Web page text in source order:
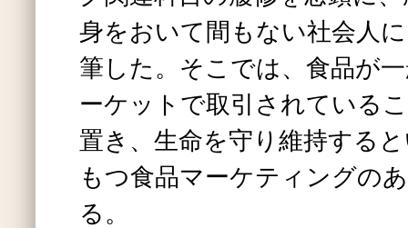
身をおいて間もない社会人
筆した。そこでは、食品が
ーケットで取引されている
置き、生命を守り維持する
もつ食品マーケティングの
る。